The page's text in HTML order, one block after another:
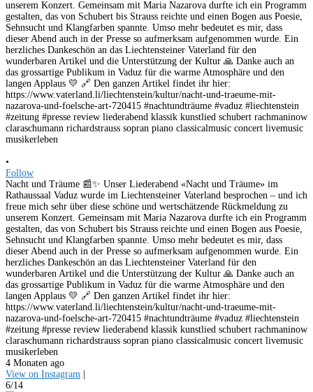
•
Follow
Nacht und Träume 📰✨ Unser Liederabend «Nacht und Träume» im
Rathaussaal Vaduz wurde im Liechtensteiner Vaterland besprochen – und ich
freue mich sehr über diese schöne und wertschätzende Rückmeldung zu
unserem Konzert. Gemeinsam mit Maria Nazarova durfte ich ein Programm
gestalten, das von Schubert bis Strauss reichte und einen Bogen aus Poesie,
Sehnsucht und Klangfarben spannte. Umso mehr bedeutet es mir, dass
dieser Abend auch in der Presse so aufmerksam aufgenommen wurde. Ein
herzliches Dankeschön an das Liechtensteiner Vaterland für den
wunderbaren Artikel und die Unterstützung der Kultur 🙏 Danke auch an
das grossartige Publikum in Vaduz für die warme Atmosphäre und den
langen Applaus 💛 🔗 Den ganzen Artikel findet ihr hier:
https://www.vaterland.li/liechtenstein/kultur/nacht-und-traeume-mit-
nazarova-und-foelsche-art-720415 #nachtundträume #vaduz #liechtenstein
#zeitung #presse review liederabend klassik kunstlied schubert rachmaninow
claraschumann richardstrauss sopran piano classicalmusic concert livemusic
musikerleben
4 Monaten ago
View on Instagram
6/14